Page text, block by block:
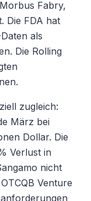
Fabry,
Die FDA hat
als
Die Rolling
zugleich:
März bei
Dollar. Die
Verlust in
nicht
Venture